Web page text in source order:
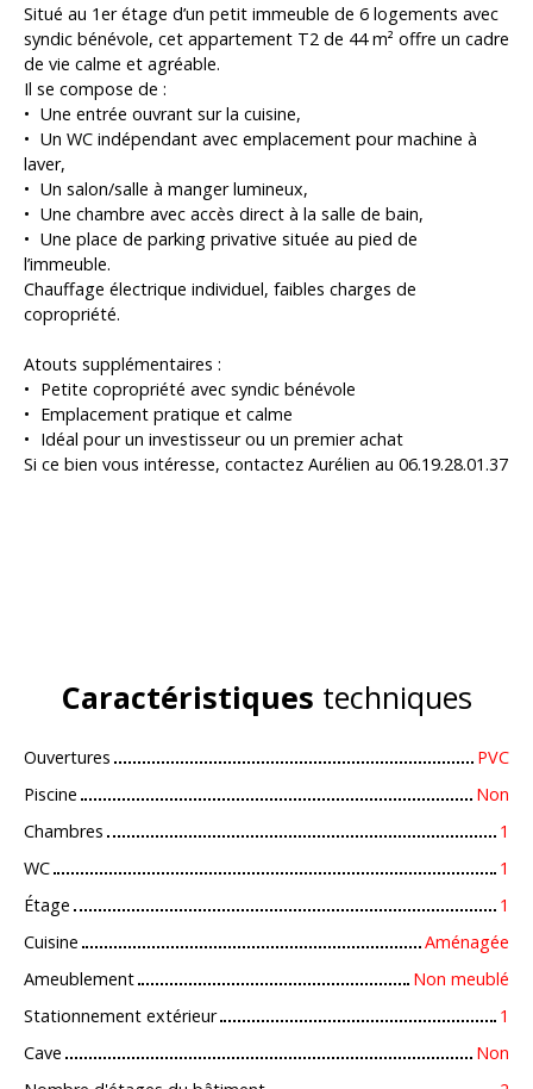
Situé au 1er étage d’un petit immeuble de 6 logements avec
syndic bénévole, cet appartement T2 de 44 m² offre un cadre
de vie calme et agréable.
Il se compose de :
Une entrée ouvrant sur la cuisine,
Un WC indépendant avec emplacement pour machine à
laver,
Un salon/salle à manger lumineux,
Une chambre avec accès direct à la salle de bain,
Une place de parking privative située au pied de
l’immeuble.
Chauffage électrique individuel, faibles charges de
copropriété.
Atouts supplémentaires :
Petite copropriété avec syndic bénévole
Emplacement pratique et calme
Idéal pour un investisseur ou un premier achat
Si ce bien vous intéresse, contactez Aurélien au 06.19.28.01.37
Caractéristiques techniques
Ouvertures
PVC
Piscine
Non
Chambres
1
WC
1
Étage
1
Cuisine
Aménagée
Ameublement
Non meublé
Stationnement extérieur
1
Cave
Non